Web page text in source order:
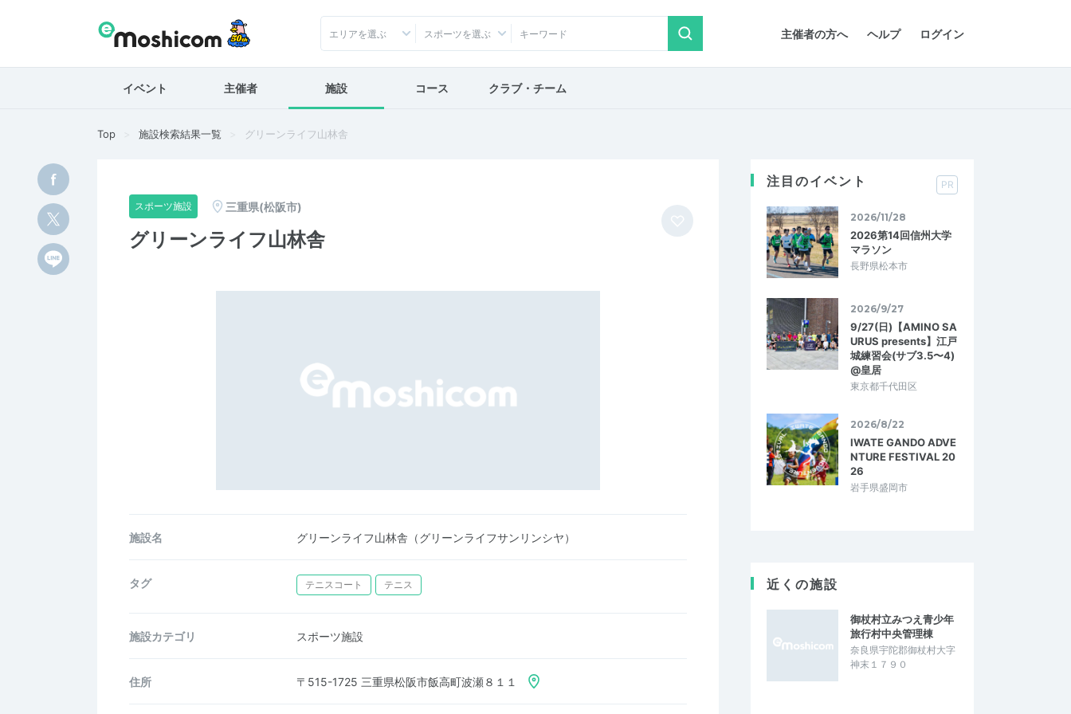
主催者の方へ ヘルプ ログイン
エリアを選ぶ スポーツを選ぶ
イベント 主催者 施設 コース クラブ・チーム
Top 施設検索結果一覧 グリーンライフ山林舎
スポーツ施設 三重県(松阪市)
グリーンライフ山林舎
施設名 グリーンライフ山林舎（グリーンライフサンリンシヤ）
タグ テニスコート テニス
施設カテゴリ スポーツ施設
住所 〒515-1725 三重県松阪市飯高町波瀬８１１
注目のイベント PR
2026/11/28
2026第14回信州大学
マラソン
長野県松本市
2026/9/27
9/27(日)【AMINO SA
URUS presents】江戸
城練習会(サブ3.5〜4)
@皇居
東京都千代田区
2026/8/22
IWATE GANDO ADVE
NTURE FESTIVAL 20
26
岩手県盛岡市
近くの施設
御杖村立みつえ青少年
旅行村中央管理棟
奈良県宇陀郡御杖村大字
神末１７９０